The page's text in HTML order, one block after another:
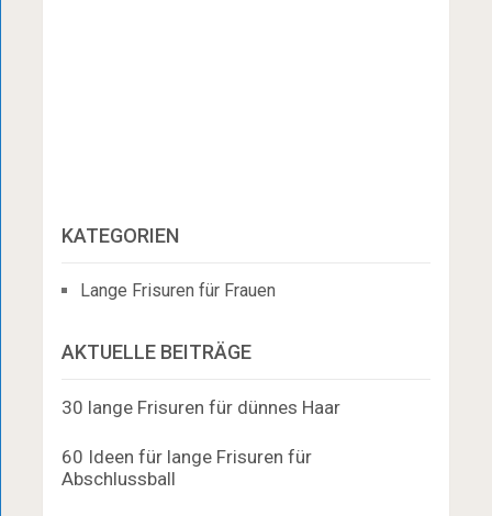
KATEGORIEN
Lange Frisuren für Frauen
AKTUELLE BEITRÄGE
30 lange Frisuren für dünnes Haar
60 Ideen für lange Frisuren für
Abschlussball